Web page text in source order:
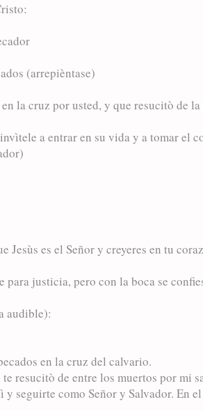
(arrepièntase)
la cruz por usted, y que resucitò de la
a entrar en su vida y a tomar el
Jesùs es el Señor y creyeres en tu
para justicia, pero con la boca se
audible):
en la cruz del calvario.
resucitò de entre los muertos por mi
seguirte como Señor y Salvador. En